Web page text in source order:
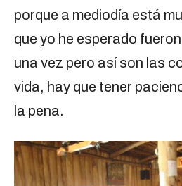
porque a mediodía está
que yo he esperado
una vez pero así son las
vida, hay que tener
la pena.